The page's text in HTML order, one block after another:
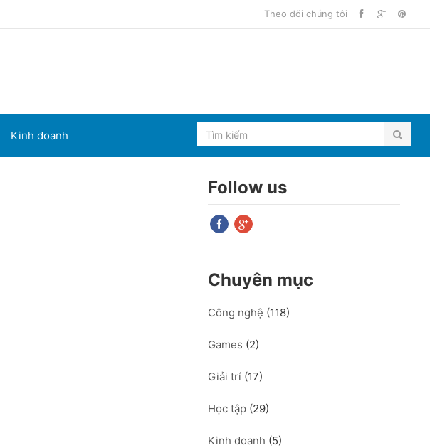
Theo dõi chúng tôi
Kinh doanh
Follow us
Chuyên mục
Công nghệ (118)
Games (2)
Giải trí (17)
Học tập (29)
Kinh doanh (5)